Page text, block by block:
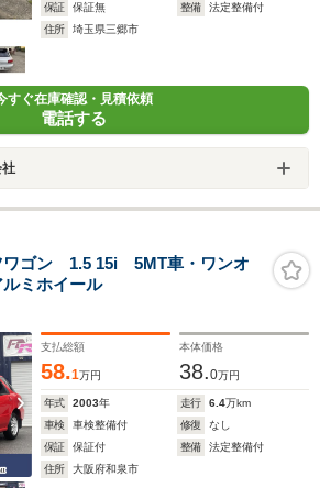
保証
保証無 整備
法定整備付
住所
埼玉県三郷市
すぐ在庫確認・見積依頼
電話する
社
ワゴン 1.5 15i 5MT車・ワンオ
ミホイール
支払総額
58.1万円
本体価格
38.0万円
年式 2003年 走行 6.4万km
車検
車検整備付 修復
なし
保証
保証付 整備
法定整備付
住所
大阪府和泉市